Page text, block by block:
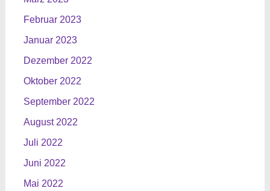
Februar 2023
Januar 2023
Dezember 2022
Oktober 2022
September 2022
August 2022
Juli 2022
Juni 2022
Mai 2022